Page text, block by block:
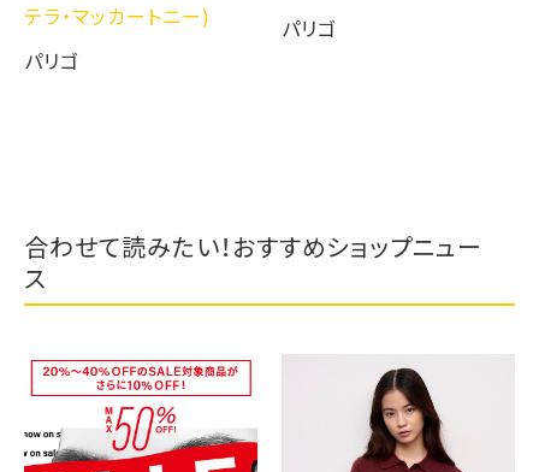
テラ・マッカートニー)
パリゴ
パリゴ
合わせて読みたい！おすすめショップニュー
ス